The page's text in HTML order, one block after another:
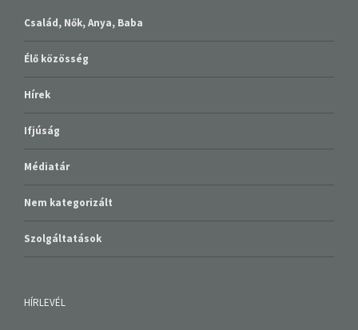
Család, Nők, Anya, Baba
Élő közösség
Hírek
Ifjúság
Médiatár
Nem kategorizált
Szolgáltatások
HÍRLEVÉL